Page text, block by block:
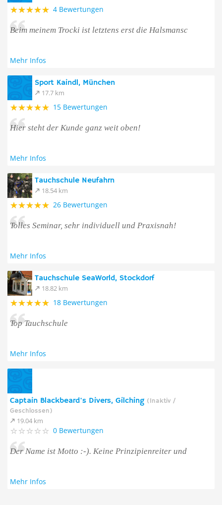
4 Bewertungen
Beim meinem Trocki ist letztens erst die Halsmansc
Mehr Infos
Sport Kaindl, München
17.7 km
15 Bewertungen
Hier steht der Kunde ganz weit oben!
Mehr Infos
Tauchschule Neufahrn
18.54 km
26 Bewertungen
Tolles Seminar, sehr individuell und Praxisnah!
Mehr Infos
Tauchschule SeaWorld, Stockdorf
18.82 km
18 Bewertungen
Top Tauchschule
Mehr Infos
Captain Blackbeard's Divers, Gilching (Inaktiv /
Geschlossen)
19.04 km
0 Bewertungen
Der Name ist Motto :-). Keine Prinzipienreiter und
Mehr Infos